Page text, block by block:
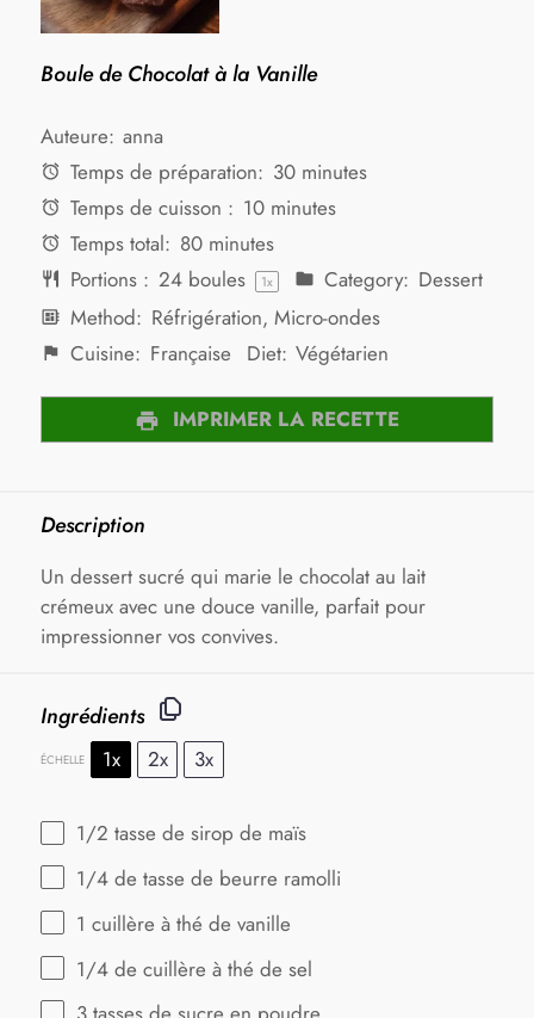
Boule de Chocolat à la Vanille
Auteure: anna
Temps de préparation: 30 minutes
Temps de cuisson : 10 minutes
Temps total: 80 minutes
Portions : 24boules 1x Category: Dessert
Method: Réfrigération, Micro-ondes
Cuisine: Française Diet: Végétarien
IMPRIMER LA RECETTE
Description
Un dessert sucré qui marie le chocolat au lait
crémeux avec une douce vanille, parfait pour
impressionner vos convives.
Ingrédients
ÉCHELLE 1x 2x 3x
1/2 tasse de sirop de maïs
1/4 de tasse de beurre ramolli
1 cuillère à thé de vanille
1/4 de cuillère à thé de sel